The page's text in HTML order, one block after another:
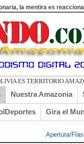
la mentira es
E
Nuestra Amazonia
Gira el
Apertura/